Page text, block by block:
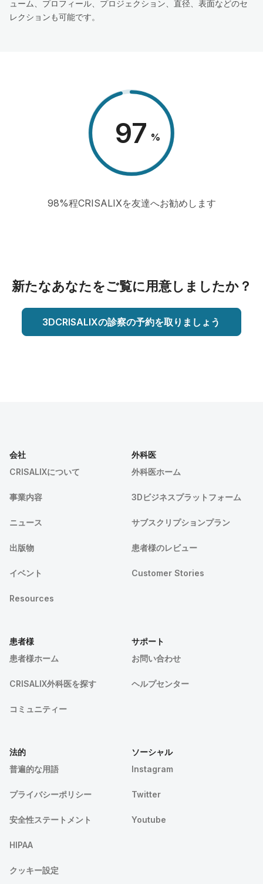
ューム、プロフィール、プロジェクション、直径、表面などのセ
レクションも可能です。
98 %
98%程CRISALIXを友達へお勧めします
新たなあなたをご覧に用意しましたか？
3DCRISALIXの診察の予約を取りましょう
会社
CRISALIXについて
事業内容
ニュース
出版物
イベント
Resources
外科医
外科医ホーム
3Dビジネスプラットフォーム
サブスクリプションプラン
患者様のレビュー
Customer Stories
患者様
患者様ホーム
CRISALIX外科医を探す
コミュニティー
サポート
お問い合わせ
ヘルプセンター
法的
普遍的な用語
プライバシーポリシー
安全性ステートメント
HIPAA
クッキー設定
ソーシャル
Instagram
Twitter
Youtube